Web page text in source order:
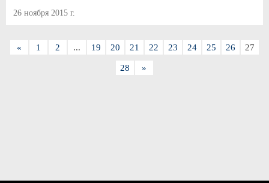
26 ноября 2015 г.
« 1 2 ... 19 20 21 22 23 24 25 26 27
28 »